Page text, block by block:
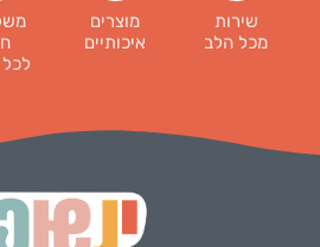
שירות
מכל הלב
מוצרים
איכותיים